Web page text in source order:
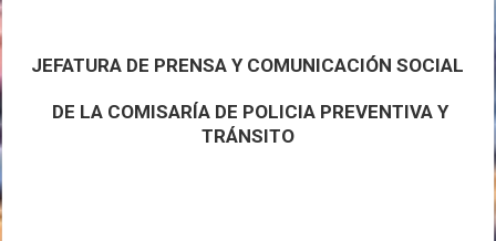
JEFATURA DE PRENSA Y COMUNICACIÓN SOCIAL
DE LA COMISARÍA DE POLICIA PREVENTIVA Y
TRÁNSITO